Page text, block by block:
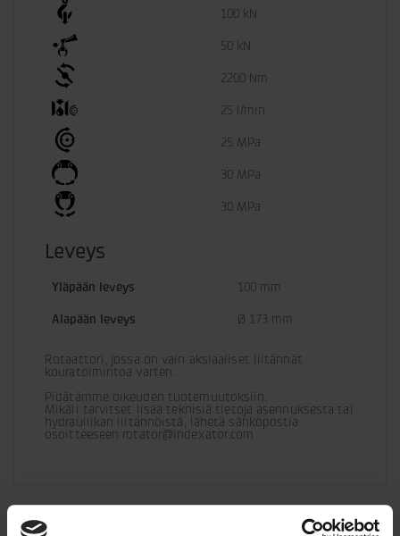
100 kN
50 kN
2200 Nm
25 l/min
25 MPa
30 MPa
30 MPa
Leveys
Yläpään leveys 100 mm
Alapään leveys Ø 173 mm
Rotaattori, jossa on vain aksiaaliset liitännät
kouratoimintoa varten.
Pidätämme oikeuden tuotemuutoksiin.
Mikäli tarvitset lisää teknisiä tietoja asennuksesta tai
hydrauliikan liitännöistä, lähetä sähköpostia
osoitteeseen rotator@indexator.com